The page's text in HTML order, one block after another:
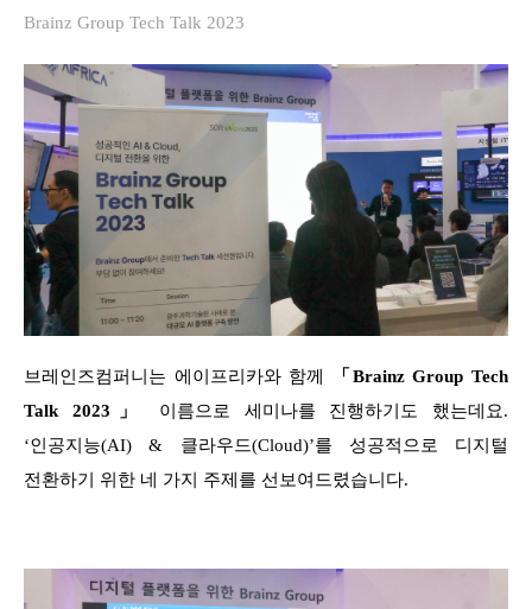
Brainz Group Tech Talk 2023
브레인즈컴퍼니는 에이프리카와 함께
「Brainz Group Tech
Talk 2023」
이름으로 세미나를 진행하기도 했는데요.
‘인공지능(AI) & 클라우드(Cloud)’를 성공적으로 디지털
전환하기 위한 네 가지 주제를 선보여드렸습니다.